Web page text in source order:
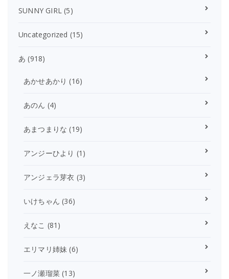
SUNNY GIRL (5)
Uncategorized (15)
あ (918)
あかせあかり (16)
あのん (4)
あまつまりな (19)
アンジーひより (1)
アンジェラ芽衣 (3)
いけちゃん (36)
えなこ (81)
エリマリ姉妹 (6)
一ノ瀬瑠菜 (13)